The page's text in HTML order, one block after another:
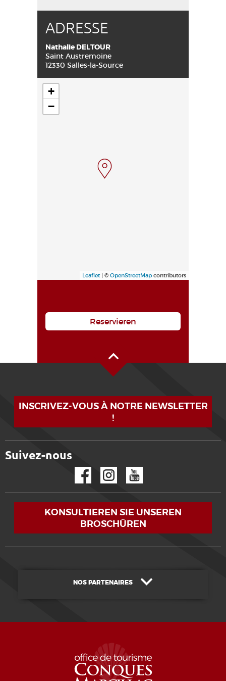
ADRESSE
Nathalie DELTOUR
Saint Austremoine
12330 Salles-la-Source
+
−
Leaflet| © OpenStreetMap contributors
Reservieren
INSCRIVEZ-VOUS À NOTRE NEWSLETTER
!
Suivez-nous
KONSULTIEREN SIE UNSEREN
BROSCHÜREN
NOS PARTENAIRES